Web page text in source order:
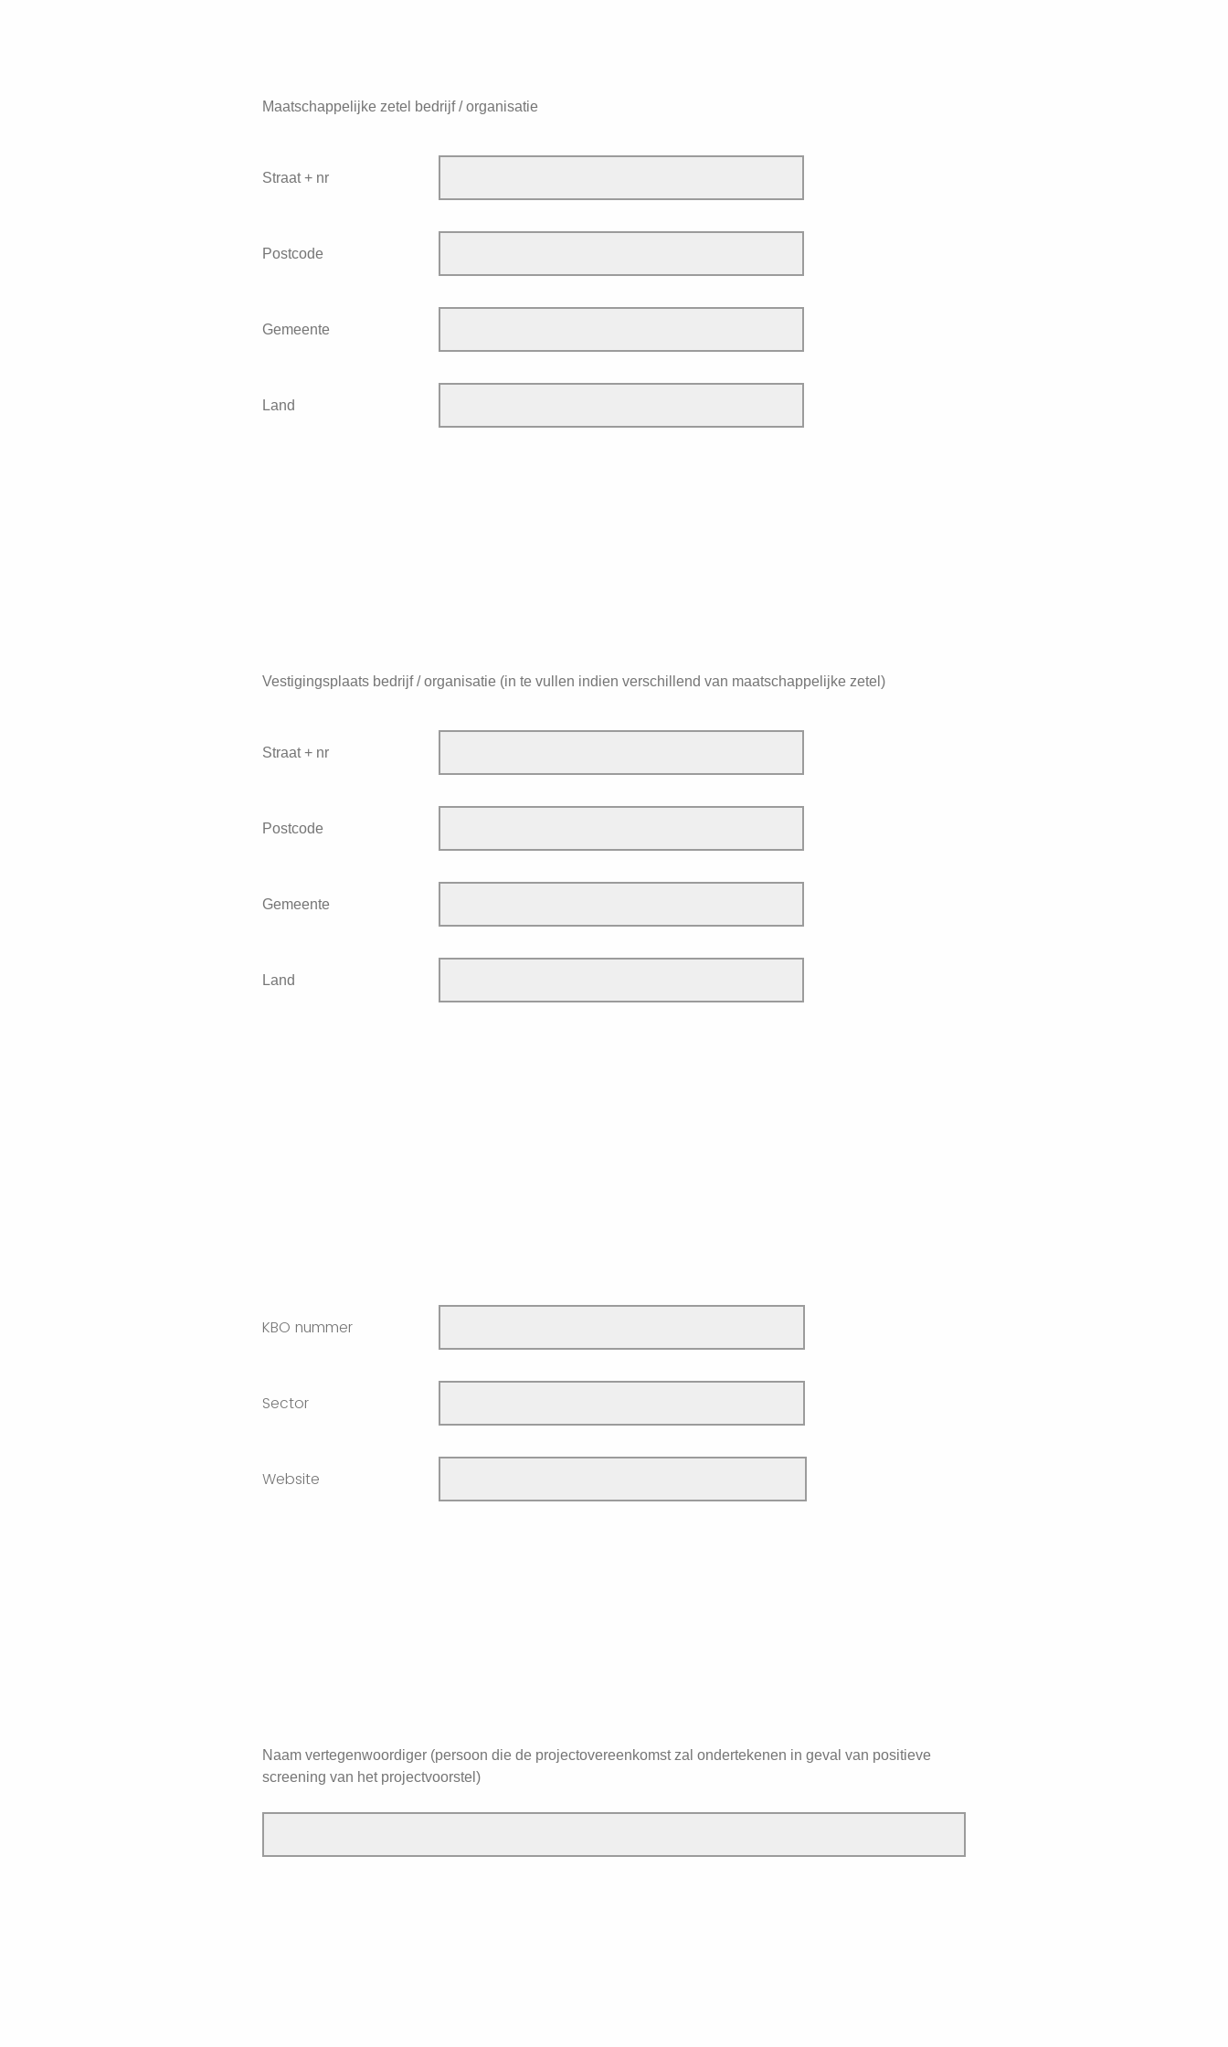
Maatschappelijke zetel bedrijf / organisatie
Straat + nr
Postcode
Gemeente
Land
Vestigingsplaats bedrijf / organisatie (in te vullen indien verschillend van maatschappelijke zetel)
Straat + nr
Postcode
Gemeente
Land
KBO nummer
Sector
Website
Naam vertegenwoordiger (persoon die de projectovereenkomst zal ondertekenen in geval van positieve
screening van het projectvoorstel)